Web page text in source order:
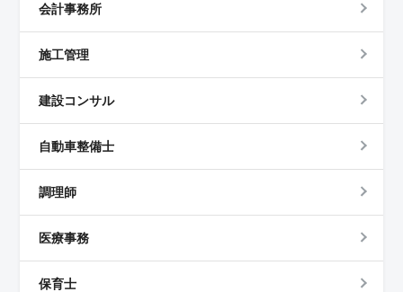
会計事務所
施工管理
建設コンサル
自動車整備士
調理師
医療事務
保育士